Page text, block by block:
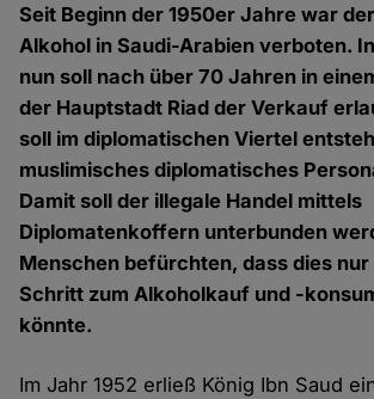
Seit Beginn der 1950er Jahre war
Alkohol in Saudi-Arabien verboten.
nun soll nach über 70 Jahren in
der Hauptstadt Riad der Verkauf
soll im diplomatischen Viertel
muslimisches diplomatisches
Damit soll der illegale Handel mittels
Diplomatenkoffern unterbunden
Menschen befürchten, dass dies
Schritt zum Alkoholkauf und -
könnte.
Im Jahr 1952 erließ König Ibn Saud